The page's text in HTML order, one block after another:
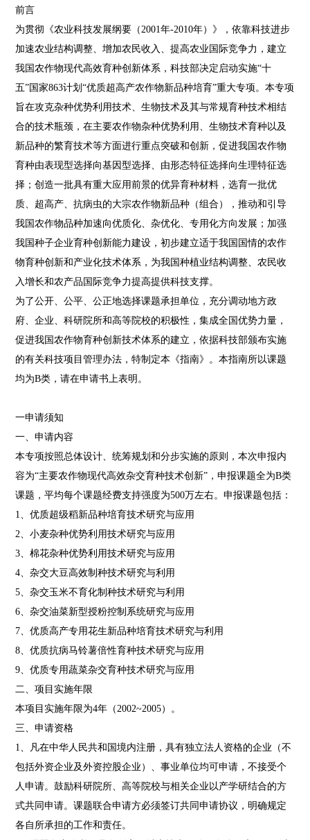
前言
为贯彻《农业科技发展纲要（2001年-2010年）》，依靠科技进步
加速农业结构调整、增加农民收入、提高农业国际竞争力，建立
我国农作物现代高效育种创新体系，科技部决定启动实施“十
五”国家863计划“优质超高产农作物新品种培育”重大专项。本专项
旨在攻克杂种优势利用技术、生物技术及其与常规育种技术相结
合的技术瓶颈，在主要农作物杂种优势利用、生物技术育种以及
新品种的繁育技术等方面进行重点突破和创新，促进我国农作物
育种由表现型选择向基因型选择、由形态特征选择向生理特征选
择；创造一批具有重大应用前景的优异育种材料，选育一批优
质、超高产、抗病虫的大宗农作物新品种（组合），推动和引导
我国农作物品种加速向优质化、杂优化、专用化方向发展；加强
我国种子企业育种创新能力建设，初步建立适于我国国情的农作
物育种创新和产业化技术体系，为我国种植业结构调整、农民收
入增长和农产品国际竞争力提高提供科技支撑。
为了公开、公平、公正地选择课题承担单位，充分调动地方政
府、企业、科研院所和高等院校的积极性，集成全国优势力量，
促进我国农作物育种创新技术体系的建立，依据科技部颁布实施
的有关科技项目管理办法，特制定本《指南》。本指南所以课题
均为B类，请在申请书上表明。
一申请须知
一、申请内容
本专项按照总体设计、统筹规划和分步实施的原则，本次申报内
容为“主要农作物现代高效杂交育种技术创新”，申报课题全为B类
课题，平均每个课题经费支持强度为500万左右。申报课题包括：
1、优质超级稻新品种培育技术研究与应用
2、小麦杂种优势利用技术研究与应用
3、棉花杂种优势利用技术研究与应用
4、杂交大豆高效制种技术研究与利用
5、杂交玉米不育化制种技术研究与利用
6、杂交油菜新型授粉控制系统研究与应用
7、优质高产专用花生新品种培育技术研究与利用
8、优质抗病马铃薯倍性育种技术研究与应用
9、优质专用蔬菜杂交育种技术研究与应用
二、项目实施年限
本项目实施年限为4年（2002~2005）。
三、申请资格
1、凡在中华人民共和国境内注册，具有独立法人资格的企业（不
包括外资企业及外资控股企业）、事业单位均可申请，不接受个
人申请。鼓励科研院所、高等院校与相关企业以产学研结合的方
式共同申请。课题联合申请方必须签订共同申请协议，明确规定
各自所承担的工作和责任。